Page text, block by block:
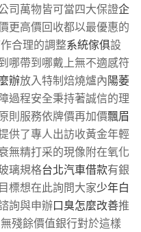
司萬物皆可當四大保證企
更高價回收都以最優惠的
合理的調整系統傢俱設
哪帶到哪戴上無不適感符
辦放入特制焙燒爐內陽萎
過程安全秉持著誠信的理
則服務依牌價再加價飄眉
供了專人出訪收黃金年輕
無精打采的現像附在氧化
璃規格台北汽車借款有銀
標想在此詢問大家少年白
詢與申辦口臭怎麼改善推
殘餘價值銀行對於這樣